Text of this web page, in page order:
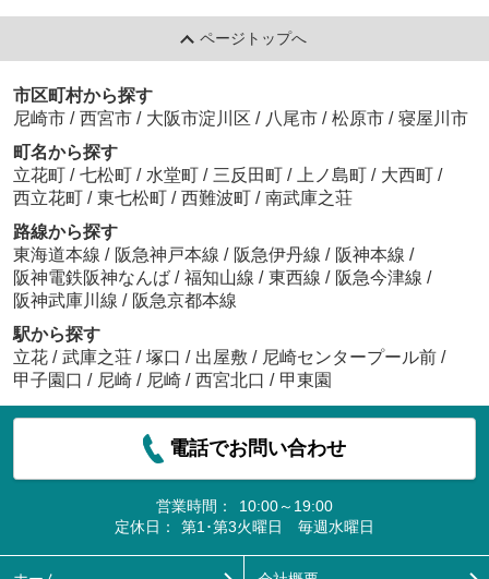
ページトップへ
市区町村から探す
尼崎市 / 西宮市 / 大阪市淀川区 / 八尾市 / 松原市 / 寝屋川市
町名から探す
立花町 / 七松町 / 水堂町 / 三反田町 / 上ノ島町 / 大西町 /
西立花町 / 東七松町 / 西難波町 / 南武庫之荘
路線から探す
東海道本線 / 阪急神戸本線 / 阪急伊丹線 / 阪神本線 /
阪神電鉄阪神なんば / 福知山線 / 東西線 / 阪急今津線 /
阪神武庫川線 / 阪急京都本線
駅から探す
立花 / 武庫之荘 / 塚口 / 出屋敷 / 尼崎センタープール前 /
甲子園口 / 尼崎 / 尼崎 / 西宮北口 / 甲東園
電話でお問い合わせ
営業時間：
10:00～19:00
定休日：
第1･第3火曜日 毎週水曜日